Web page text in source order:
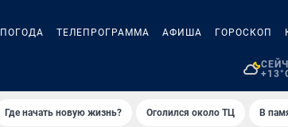
ПОГОДА ТЕЛЕПРОГРАММА АФИША ГОРОСКОП
Где начать новую жизнь? Оголился около ТЦ В